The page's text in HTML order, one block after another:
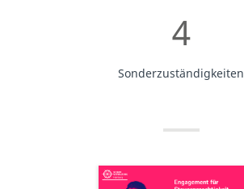
4
Sonderzuständigkeiten